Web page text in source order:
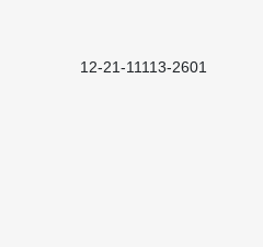
12-21-11113-2601